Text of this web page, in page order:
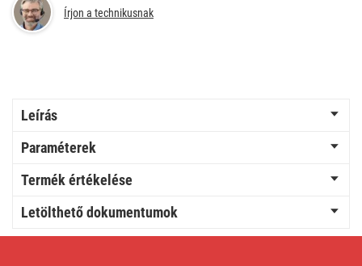
Írjon a technikusnak
Leírás
Paraméterek
Termék értékelése
Letölthető dokumentumok